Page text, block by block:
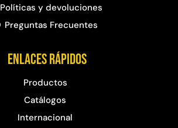
Políticas y devoluciones
Preguntas Frecuentes​
Enlaces rápidos
Productos
Catálogos
Internacional